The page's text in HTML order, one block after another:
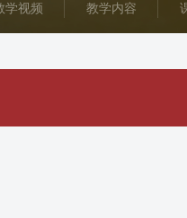
学视频 教学内容